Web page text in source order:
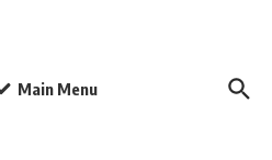
Main Menu